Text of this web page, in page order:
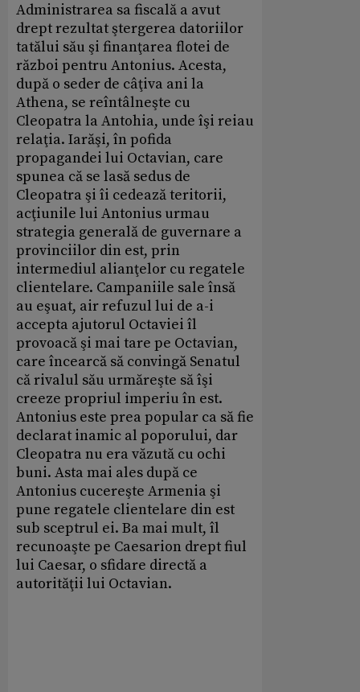
Administrarea sa fiscală a avut
drept rezultat ştergerea datoriilor
tatălui său şi finanţarea flotei de
război pentru Antonius. Acesta,
după o seder de câţiva ani la
Athena, se reîntâlneşte cu
Cleopatra la Antohia, unde îşi reiau
relaţia. Iarăşi, în pofida
propagandei lui Octavian, care
spunea că se lasă sedus de
Cleopatra şi îi cedează teritorii,
acţiunile lui Antonius urmau
strategia generală de guvernare a
provinciilor din est, prin
intermediul alianţelor cu regatele
clientelare. Campaniile sale însă
au eşuat, air refuzul lui de a-i
accepta ajutorul Octaviei îl
provoacă şi mai tare pe Octavian,
care încearcă să convingă Senatul
că rivalul său urmăreşte să îşi
creeze propriul imperiu în est.
Antonius este prea popular ca să fie
declarat inamic al poporului, dar
Cleopatra nu era văzută cu ochi
buni. Asta mai ales după ce
Antonius cucereşte Armenia şi
pune regatele clientelare din est
sub sceptrul ei. Ba mai mult, îl
recunoaşte pe Caesarion drept fiul
lui Caesar, o sfidare directă a
autorităţii lui Octavian.